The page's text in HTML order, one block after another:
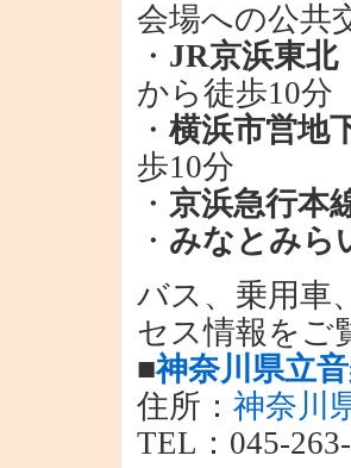
会場への公共
・ JR京浜東北
から徒歩10分
・ 横浜市営地
歩10分
・ 京浜急行本
・ みなとみら
バス、乗用車
セス情報をご
■神奈川県立
住所： 神奈川
TEL：045-